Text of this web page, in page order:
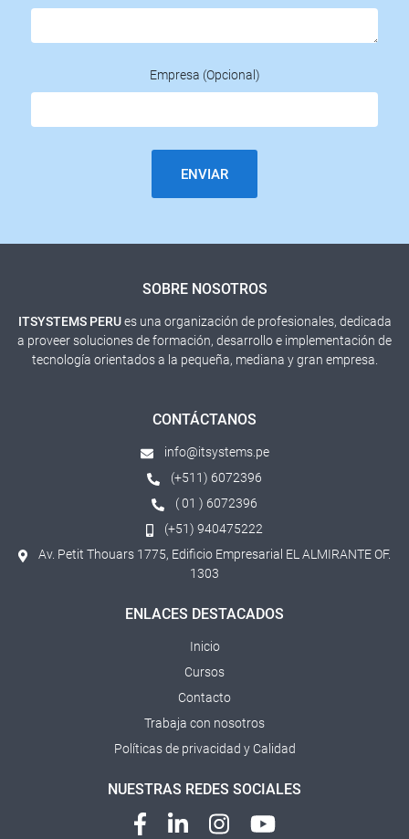
Empresa (Opcional)
ENVIAR
SOBRE NOSOTROS
ITSYSTEMS PERUes una organización de profesionales, dedicada
a proveer soluciones de formación, desarrollo e implementación de
tecnología orientados a la pequeña, mediana y gran empresa.
CONTÁCTANOS
info@itsystems.pe
(+511) 6072396
( 01 ) 6072396
(+51) 940475222
Av. Petit Thouars 1775, Edificio Empresarial EL ALMIRANTE OF.
1303
ENLACES DESTACADOS
Inicio
Cursos
Contacto
Trabaja con nosotros
Políticas de privacidad y Calidad
NUESTRAS REDES SOCIALES